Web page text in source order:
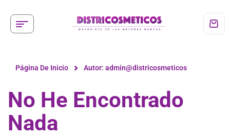
Página De Inicio Autor: admin@districosmeticos
No He Encontrado
Nada